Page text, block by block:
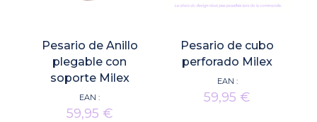
Pesario de Anillo
plegable con
soporte Milex
EAN :
59,95 €
Pesario de cubo
perforado Milex
EAN :
59,95 €